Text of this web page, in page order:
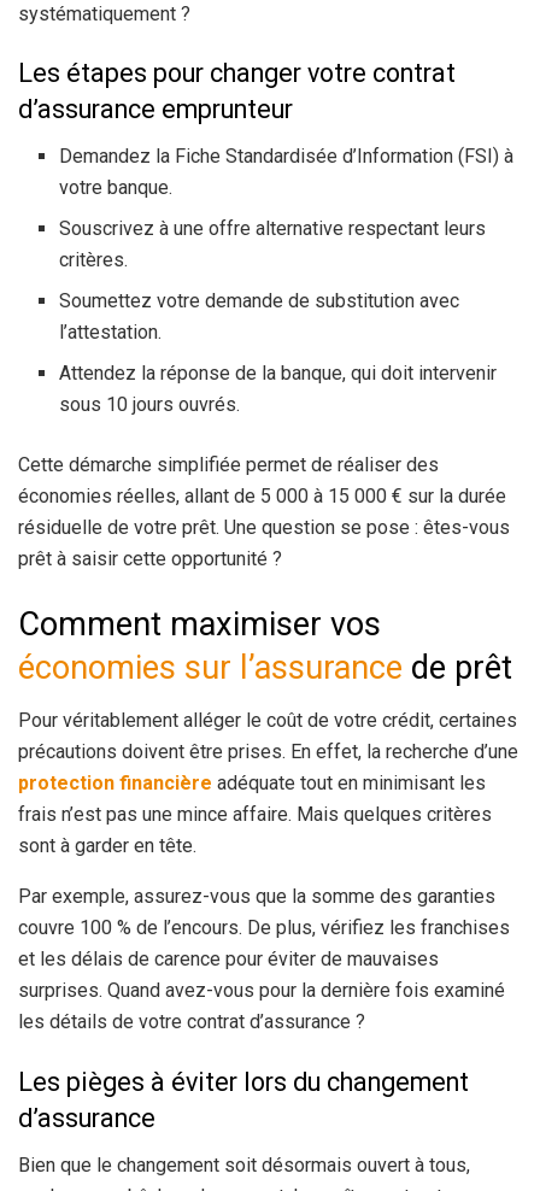
systématiquement ?
Les étapes pour changer votre contrat
d’assurance emprunteur
Demandez la Fiche Standardisée d’Information (FSI) à
votre banque.
Souscrivez à une offre alternative respectant leurs
critères.
Soumettez votre demande de substitution avec
l’attestation.
Attendez la réponse de la banque, qui doit intervenir
sous 10 jours ouvrés.
Cette démarche simplifiée permet de réaliser des
économies réelles, allant de 5 000 à 15 000 € sur la durée
résiduelle de votre prêt. Une question se pose : êtes-vous
prêt à saisir cette opportunité ?
Comment maximiser vos
économies sur l’assurance de prêt
Pour véritablement alléger le coût de votre crédit, certaines
précautions doivent être prises. En effet, la recherche d’une
protection financière adéquate tout en minimisant les
frais n’est pas une mince affaire. Mais quelques critères
sont à garder en tête.
Par exemple, assurez-vous que la somme des garanties
couvre 100 % de l’encours. De plus, vérifiez les franchises
et les délais de carence pour éviter de mauvaises
surprises. Quand avez-vous pour la dernière fois examiné
les détails de votre contrat d’assurance ?
Les pièges à éviter lors du changement
d’assurance
Bien que le changement soit désormais ouvert à tous,